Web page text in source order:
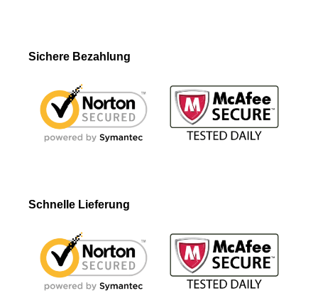
Sichere Bezahlung
Schnelle Lieferung